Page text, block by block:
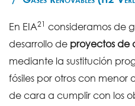
En EIA21 consideramos de
desarrollo de proyectos de
mediante la sustitución
fósiles por otros con
de cara a cumplir con los